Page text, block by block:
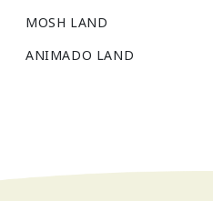
MOSH LAND
ANIMADO LAND